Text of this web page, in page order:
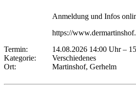
Anmeldung und Infos
https://
Termin:
14.08.2026 14:00 Uhr–
Kategorie:
Verschiedenes
Ort:
Martinshof, Gerhelm